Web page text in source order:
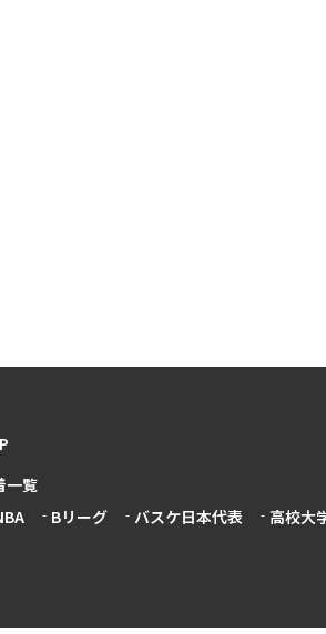
一覧
Bリーグ バスケ日本代表 高校大